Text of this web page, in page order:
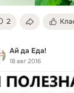
2
Ай да Еда!
18 авг 2016